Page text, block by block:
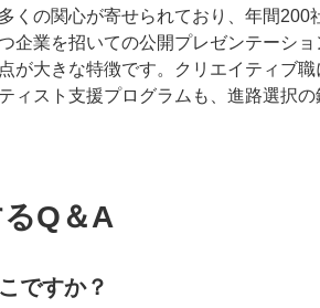
くの関心が寄せられており、年間200
企業を招いての公開プレゼンテーシ
が大きな特徴です。クリエイティブ
ィスト支援プログラムも、進路選択の
Q＆A
ですか？